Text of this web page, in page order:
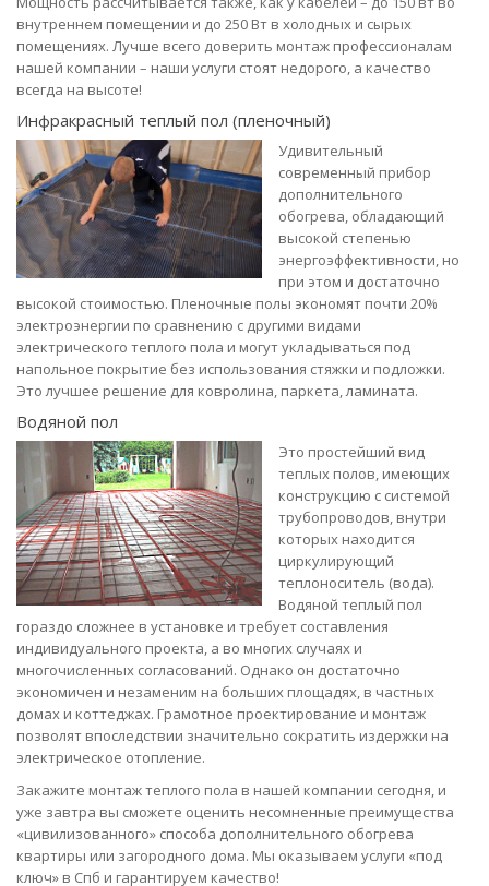
внутреннем помещении и до 250 Вт в холодных и сырых
помещениях. Лучше всего доверить монтаж профессионалам
нашей компании – наши услуги стоят недорого, а качество
всегда на высоте!
Инфракрасный теплый пол (пленочный)
Удивительный
современный прибор
дополнительного
обогрева, обладающий
высокой степенью
энергоэффективности, но
при этом и достаточно
высокой стоимостью. Пленочные полы экономят почти 20%
электроэнергии по сравнению с другими видами
электрического теплого пола и могут укладываться под
напольное покрытие без использования стяжки и подложки.
Это лучшее решение для ковролина, паркета, ламината.
Водяной пол
Это простейший вид
теплых полов, имеющих
конструкцию с системой
трубопроводов, внутри
которых находится
циркулирующий
теплоноситель (вода).
Водяной теплый пол
гораздо сложнее в установке и требует составления
индивидуального проекта, а во многих случаях и
многочисленных согласований. Однако он достаточно
экономичен и незаменим на больших площадях, в частных
домах и коттеджах. Грамотное проектирование и монтаж
позволят впоследствии значительно сократить издержки на
электрическое отопление.
Закажите монтаж теплого пола в нашей компании сегодня, и
уже завтра вы сможете оценить несомненные преимущества
«цивилизованного» способа дополнительного обогрева
квартиры или загородного дома. Мы оказываем услуги «под
ключ» в Спб и гарантируем качество!